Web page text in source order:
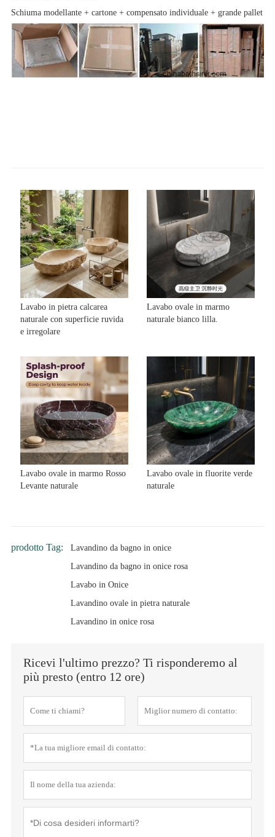
Schiuma modellante + cartone + compensato individuale + grande pallet
Lavabo in pietra calcarea
naturale con superficie ruvida
e irregolare
Lavabo ovale in marmo
naturale bianco lilla.
Lavabo ovale in marmo Rosso
Levante naturale
Lavabo ovale in fluorite verde
naturale
prodotto Tag:
Lavandino da bagno in onice
Lavandino da bagno in onice rosa
Lavabo in Onice
Lavandino ovale in pietra naturale
Lavandino in onice rosa
Ricevi l'ultimo prezzo? Ti risponderemo al
più presto (entro 12 ore)